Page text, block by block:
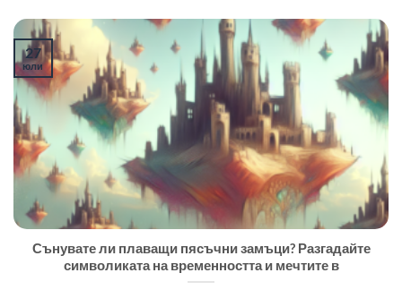
Сънувате ли плаващи пясъчни замъци? Разгадайте
символиката на временността и мечтите в
27
юли